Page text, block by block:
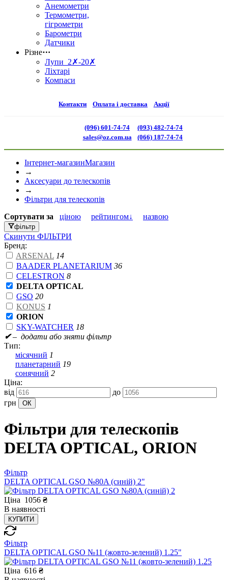
Анемометри
Термометри,
гігрометри
Барометри
Датчики
Різне⋯
Лупи 2✗-20✗
Ліхтарі
Компаси
Контакти Оплата і доставка Акції
(096) 601-74-74
sales@oz.com.ua
(093) 482-74-74
(066) 187-74-74
Інтернет-магазинМагазин
→
Аксесуари до телескопів
→
Фільтри для телескопів
Сортувати за ціною рейтингом↓ назвою
фільтр
Скинути ФІЛЬТРИ
Бренд:
ARSENAL 14
BAADER PLANETARIUM 36
CELESTRON 8
DELTA OPTICAL
GSO 20
KONUS 1
ORION
SKY-WATCHER 18
✔– додати або зняти фільтр
Тип:
місячний 1
планетарний 19
сонячний 2
Ціна:
від
до
грн
Фільтри для телескопів
DELTA OPTICAL, ORION
Фільтр
DELTA OPTICAL GSO №80A (синій) 2"
Ціна 1056 ₴
В наявності
КУПИТИ
Фільтр
DELTA OPTICAL GSO №11 (жовто-зелений) 1.25"
Ціна 616 ₴